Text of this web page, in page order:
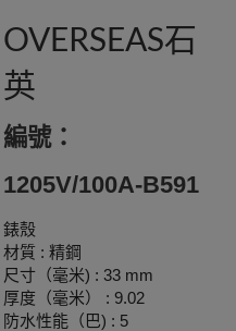
OVERSEAS石
英
編號：
1205V/100A-B591
錶殼
材質 : 精鋼
尺寸（毫米) : 33 mm
厚度（毫米） : 9.02
防水性能（巴) : 5